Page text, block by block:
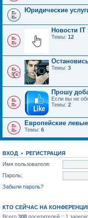
Юридические
Новости IT
Темы: 12
Темы: 3
Прошу
Если вы не
Темы: 2
Европейские
Темы: 6
ВХОД • РЕГИСТРАЦИЯ
Имя пользователя:
Пароль:
Забыли пароль?
КТО СЕЙЧАС НА
Всего 308 посетителей :: 1